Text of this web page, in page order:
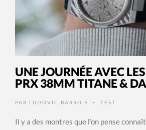
UNE JOURNÉE AVEC
PRX 38MM TITANE &
PAR LUDOVIC BARROIS • TEST
Il y a des montres que l’on pense